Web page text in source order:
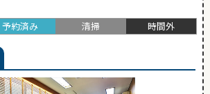
予約済み 清掃 時間外